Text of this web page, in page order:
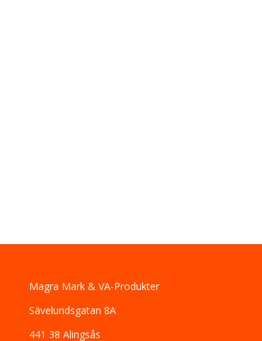
Magra Mark & VA-Produkter
Sävelundsgatan 8A
441 38 Alingsås